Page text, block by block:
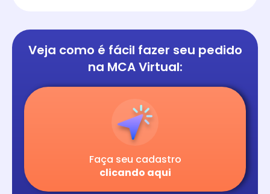
Veja como é fácil fazer seu pedido
na MCA Virtual:
Faça seu cadastro
clicando aqui